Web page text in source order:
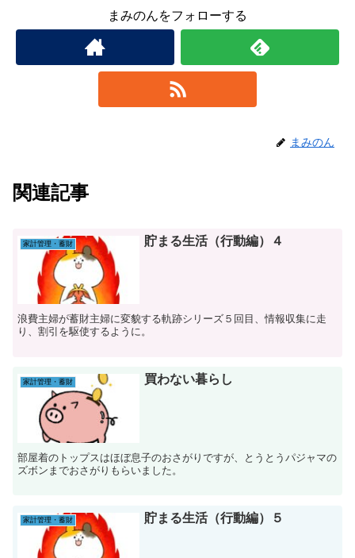
まみのんをフォローする
まみのん
関連記事
家計管理・蓄財 貯まる生活（行動編）４
浪費主婦が蓄財主婦に変貌する軌跡シリーズ５回目、情報収集に走
り、割引を駆使するように。
家計管理・蓄財 買わない暮らし
部屋着のトップスはほぼ息子のおさがりですが、とうとうパジャマの
ズボンまでおさがりもらいました。
家計管理・蓄財 貯まる生活（行動編）５